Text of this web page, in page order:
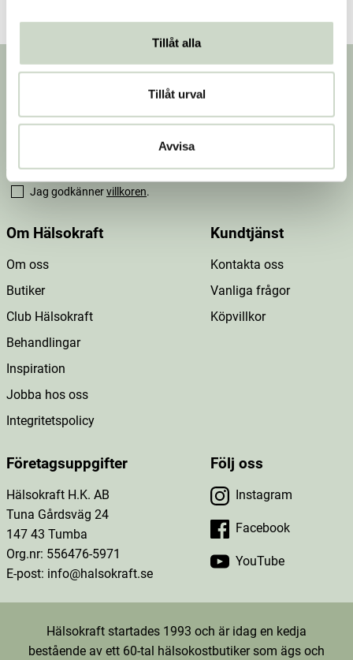
Tillåt alla
Tillåt urval
Avvisa
Nyhetsbrev
Prenumerera på vårt nyhetsbrev för att få
erbjudanden, nyheter och inspiration.
Jag godkännervillkoren.
Om Hälsokraft
Om oss
Butiker
Club Hälsokraft
Behandlingar
Inspiration
Jobba hos oss
Integritetspolicy
Kundtjänst
Kontakta oss
Vanliga frågor
Köpvillkor
Företagsuppgifter
Hälsokraft H.K. AB
Tuna Gårdsväg 24
147 43 Tumba
Org.nr: 556476-5971
E-post: info@halsokraft.se
Följ oss
Instagram
Facebook
YouTube
Hälsokraft startades 1993 och är idag en kedja
bestående av ett 60-tal hälsokostbutiker som ägs och